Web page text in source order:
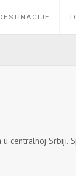
u centralnoj Srbiji.